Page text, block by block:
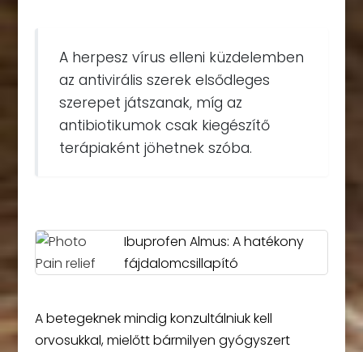
A herpesz vírus elleni küzdelemben
az antivirális szerek elsődleges
szerepet játszanak, míg az
antibiotikumok csak kiegészítő
terápiaként jöhetnek szóba.
Ibuprofen Almus: A hatékony
fájdalomcsillapító
A betegeknek mindig konzultálniuk kell
orvosukkal, mielőtt bármilyen gyógyszert